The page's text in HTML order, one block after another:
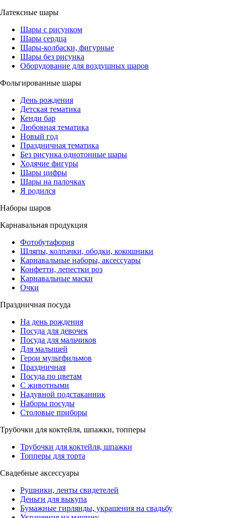
Латексные шары
Шары с рисунком
Шары сердца
Шары-колбаски, фигурные
Шары без рисунка
Оборудование для воздушных шаров
Фольгированные шары
День рождения
Детская тематика
Кенди бар
Любовная тематика
Новый год
Праздничная тематика
Без рисунка однотонные шары
Ходячие фигуры
Шары цифры
Шары на палочках
Я родился
Наборы шаров
Карнавальная продукция
Фотобутафория
Шляпы, колпачки, ободки, кокошники
Карнавальные наборы, аксессуары
Конфетти, лепестки роз
Карнавальные маски
Очки
Праздничная посуда
На день рождения
Посуда для девочек
Посуда для мальчиков
Для малышей
Герои мультфильмов
Праздничная
Посуда по цветам
С животными
Надувной подстаканник
Наборы посуды
Столовые приборы
Трубочки для коктейля, шпажки, топперы
Трубочки для коктейля, шпажки
Топперы для торта
Свадебные аксессуары
Рушники, ленты свидетелей
Деньги для выкупа
Бумажные гирлянды, украшения на свадьбу